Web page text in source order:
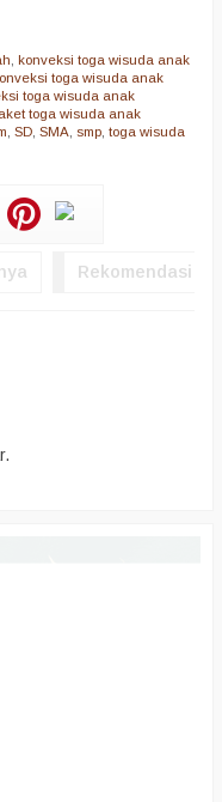
konveksi toga wisuda anak
toga wisuda anak
toga wisuda anak
toga wisuda anak
SD SMA smp toga wisuda
Rekomendasi